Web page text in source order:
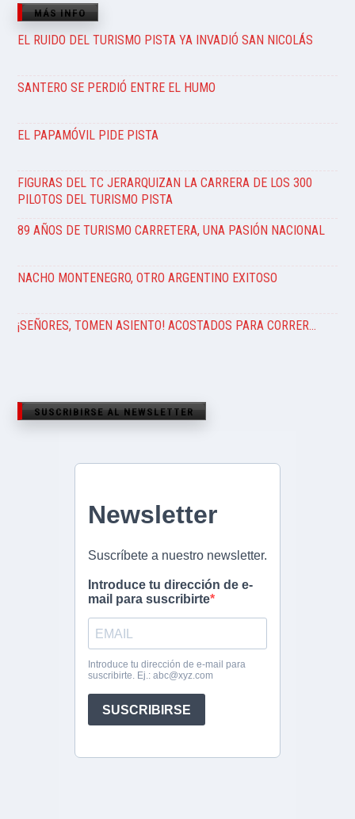
MÁS INFO
EL RUIDO DEL TURISMO PISTA YA INVADIÓ SAN NICOLÁS
SANTERO SE PERDIÓ ENTRE EL HUMO
EL PAPAMÓVIL PIDE PISTA
FIGURAS DEL TC JERARQUIZAN LA CARRERA DE LOS 300
PILOTOS DEL TURISMO PISTA
89 AÑOS DE TURISMO CARRETERA, UNA PASIÓN NACIONAL
NACHO MONTENEGRO, OTRO ARGENTINO EXITOSO
¡SEÑORES, TOMEN ASIENTO! ACOSTADOS PARA CORRER…
SUSCRIBIRSE AL NEWSLETTER